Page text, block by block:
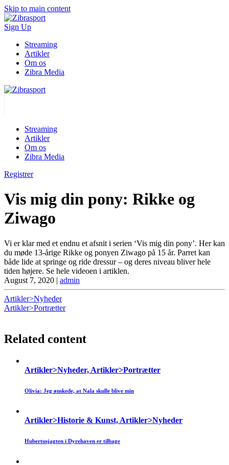
Skip to main content
Sign Up
Streaming
Artikler
Om os
Zibra Media
Streaming
Artikler
Om os
Zibra Media
Registrer
Vis mig din pony: Rikke og
Ziwago
Vi er klar med et endnu et afsnit i serien ‘Vis mig din pony’. Her kan
du møde 13-årige Rikke og ponyen Ziwago på 15 år. Parret kan
både lide at springe og ride dressur – og deres niveau bliver hele
tiden højere. Se hele videoen i artiklen.
August 7, 2020 | admin
Artikler>Nyheder
Artikler>Portrætter
Related content
Artikler>Nyheder, Artikler>Portrætter
Olivia: Jeg ønskede, at Nala skulle blive min
Artikler>Historie & Kunst, Artikler>Nyheder
Hubertusjagten i Dyrehaven er tilbage